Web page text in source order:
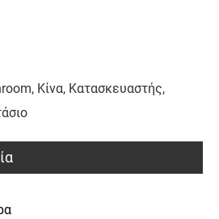
Κίνα, Κατασκευαστής,